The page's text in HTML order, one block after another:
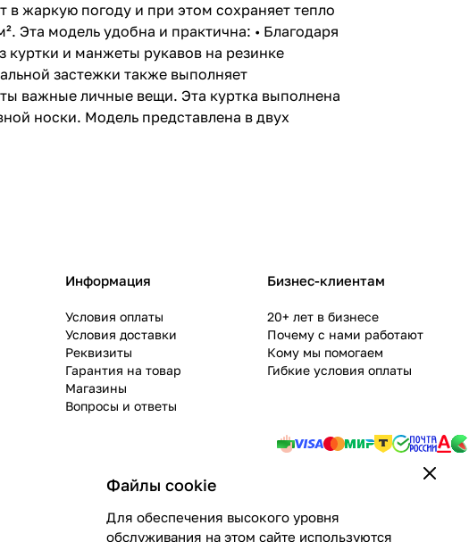
в жаркую погоду и при этом сохраняет тепло
Эта модель удобна и практична: • Благодаря
и манжеты рукавов на резинке
застежки также выполняет
важные личные вещи. Эта куртка выполнена
носки. Модель представлена в двух
Информация
Условия оплаты
Условия доставки
Реквизиты
Гарантия на товар
Магазины
Вопросы и ответы
Бизнес-клиентам
20+ лет в бизнесе
Почему с нами работают
Кому мы помогаем
Гибкие условия оплаты
Файлы cookie
Для обеспечения высокого уровня
обслуживания на этом сайте используются